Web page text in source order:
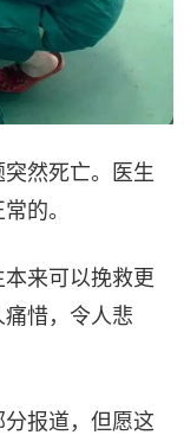
然死亡。医生
的。
来可以挽救更
惜，令人悲
报道，但愿这